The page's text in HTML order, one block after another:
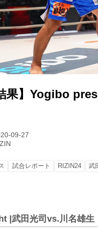
果】Yogibo
09-27
試合レポート RIZIN24 武
|武田光司vs.川名雄生